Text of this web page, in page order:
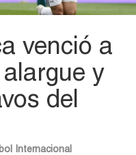
venció a
y
del
Internacional